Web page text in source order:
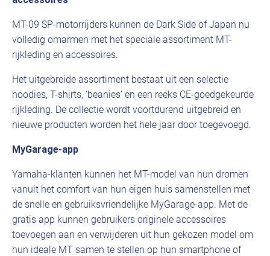
MT-09 SP-motorrijders kunnen de Dark Side of Japan nu
volledig omarmen met het speciale assortiment MT-
rijkleding en accessoires.
Het uitgebreide assortiment bestaat uit een selectie
hoodies, T-shirts, ‘beanies’ en een reeks CE-goedgekeurde
rijkleding. De collectie wordt voortdurend uitgebreid en
nieuwe producten worden het hele jaar door toegevoegd.
MyGarage-app
Yamaha-klanten kunnen het MT-model van hun dromen
vanuit het comfort van hun eigen huis samenstellen met
de snelle en gebruiksvriendelijke MyGarage-app. Met de
gratis app kunnen gebruikers originele accessoires
toevoegen aan en verwijderen uit hun gekozen model om
hun ideale MT samen te stellen op hun smartphone of